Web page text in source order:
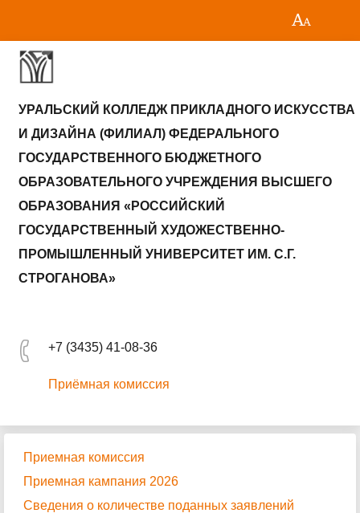
УРАЛЬСКИЙ КОЛЛЕДЖ ПРИКЛАДНОГО ИСКУССТВА
И ДИЗАЙНА (ФИЛИАЛ) ФЕДЕРАЛЬНОГО
ГОСУДАРСТВЕННОГО БЮДЖЕТНОГО
ОБРАЗОВАТЕЛЬНОГО УЧРЕЖДЕНИЯ ВЫСШЕГО
ОБРАЗОВАНИЯ «РОССИЙСКИЙ
ГОСУДАРСТВЕННЫЙ ХУДОЖЕСТВЕННО-
ПРОМЫШЛЕННЫЙ УНИВЕРСИТЕТ ИМ. С.Г.
СТРОГАНОВА»
+7 (3435) 41-08-36
Приёмная комиссия
Приемная комиссия
Приемная кампания 2026
Сведения о количестве поданных заявлений